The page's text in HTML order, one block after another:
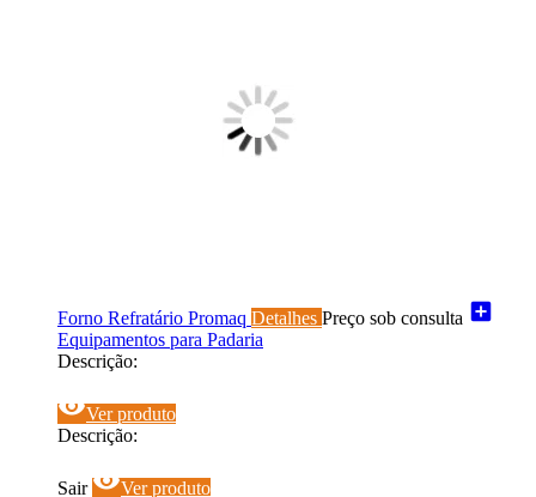
Forno Refratário Promaq Detalhes Preço sob consulta add_box
Equipamentos para Padaria
Descrição:
visibilityVer produto
Descrição:
Sair visibilityVer produto